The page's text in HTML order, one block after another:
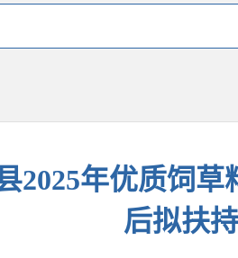
2025年优质饲
后拟扶